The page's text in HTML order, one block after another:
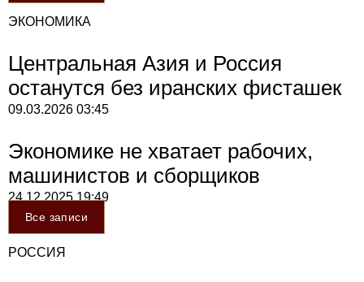
ЭКОНОМИКА
Центральная Азия и Россия
останутся без иранских фисташек
09.03.2026 03:45
Экономике не хватает рабочих,
машинистов и сборщиков
24.12.202519:49
Все записи
РОССИЯ